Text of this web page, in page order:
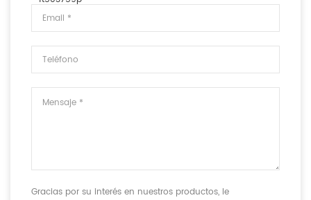
Gracias por su interés en nuestros productos, le